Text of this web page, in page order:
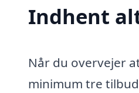
Indhent
Når du overvejer
minimum tre